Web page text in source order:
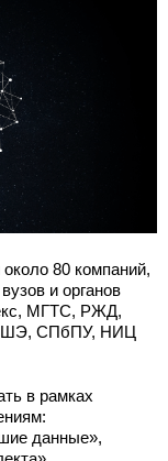
80 компаний,
и органов
МГТС, РЖД,
СПбПУ, НИЦ
в рамках
данные»,